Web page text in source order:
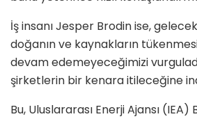
İş insanı Jesper Brodin ise,
doğanın ve kaynakların
devam edemeyeceğimizi
şirketlerin bir kenara itileceğine
Bu, Uluslararası Enerji Ajansı (IEA)